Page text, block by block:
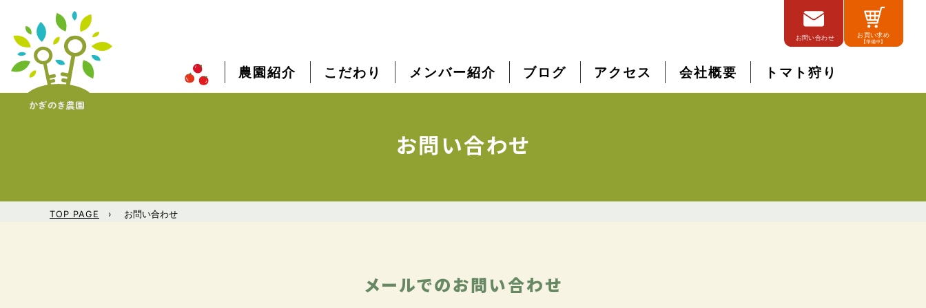
農園紹介 こだわり メンバー紹介 ブログ アクセス 会社概要 トマト狩り
お問い合わせ
TOP PAGE お問い合わせ
メールでのお問い合わせ